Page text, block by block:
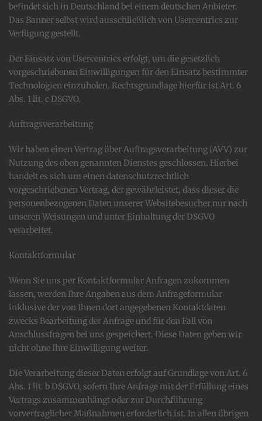
befindet sich in Deutschland bei einem deutschen Anbieter.
Das Banner selbst wird ausschließlich von Usercentrics zur
Verfügung gestellt.
Der Einsatz von Usercentrics erfolgt, um die gesetzlich
vorgeschriebenen Einwilligungen für den Einsatz bestimmter
Technologien einzuholen. Rechtsgrundlage hierfür ist Art. 6
Abs. 1 lit. c DSGVO.
Auftragsverarbeitung
Wir haben einen Vertrag über Auftragsverarbeitung (AVV) zur
Nutzung des oben genannten Dienstes geschlossen. Hierbei
handelt es sich um einen datenschutzrechtlich
vorgeschriebenen Vertrag, der gewährleistet, dass dieser die
personenbezogenen Daten unserer Websitebesucher nur nach
unseren Weisungen und unter Einhaltung der DSGVO
verarbeitet.
Kontaktformular
Wenn Sie uns per Kontaktformular Anfragen zukommen
lassen, werden Ihre Angaben aus dem Anfrageformular
inklusive der von Ihnen dort angegebenen Kontaktdaten
zwecks Bearbeitung der Anfrage und für den Fall von
Anschlussfragen bei uns gespeichert. Diese Daten geben wir
nicht ohne Ihre Einwilligung weiter.
Die Verarbeitung dieser Daten erfolgt auf Grundlage von Art. 6
Abs. 1 lit. b DSGVO, sofern Ihre Anfrage mit der Erfüllung eines
Vertrags zusammenhängt oder zur Durchführung
vorvertraglicher Maßnahmen erforderlich ist. In allen übrigen